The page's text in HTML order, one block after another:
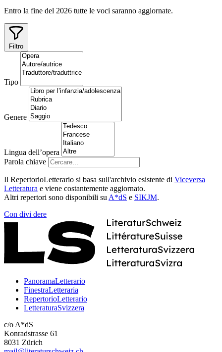
Entro la fine del 2026 tutte le voci saranno aggiornate.
Filtro
Tipo
Genere
Lingua dell’opera
Parola chiave
Il RepertorioLetterario si basa sull'archivio esistente di Viceversa
Letteratura e viene costantemente aggiornato.
Altri repertori sono disponibili su A*dS e SIKJM.
Con divi dere
PanoramaLetterario
FinestraLetteraria
RepertorioLetterario
LetteraturaSvizzera
c/o A*dS
Konradstrasse 61
8031 Zürich